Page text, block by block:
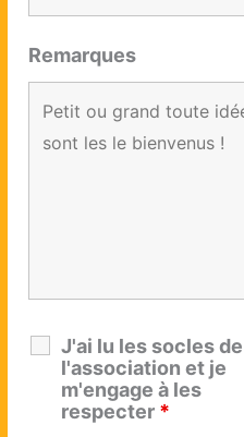
Remarques
J'ai lu les socles de
l'association et je
m'engage à les
respecter *